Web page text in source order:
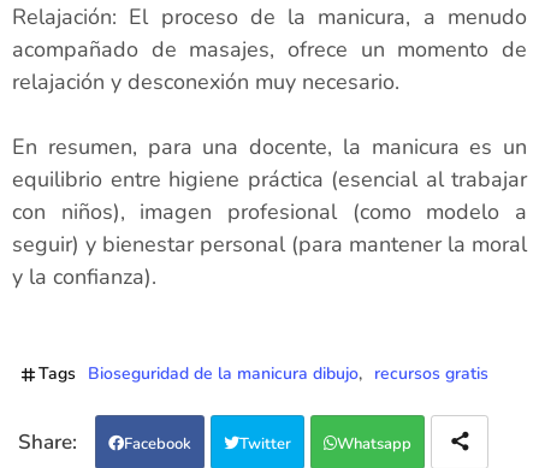
Relajación: El proceso de la manicura, a menudo
acompañado de masajes, ofrece un momento de
relajación y desconexión muy necesario.
En resumen, para una docente, la manicura es un
equilibrio entre higiene práctica (esencial al trabajar
con niños), imagen profesional (como modelo a
seguir) y bienestar personal (para mantener la moral
y la confianza).
Tags Bioseguridad de la manicura dibujo recursos gratis
Facebook Twitter Whatsapp